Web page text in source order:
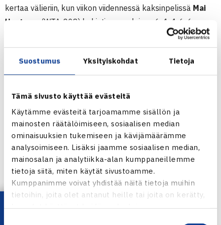
Suostumus Yksityiskohdat Tietoja
Tämä sivusto käyttää evästeitä
Käytämme evästeitä tarjoamamme sisällön ja
mainosten räätälöimiseen, sosiaalisen median
ominaisuuksien tukemiseen ja kävijämäärämme
analysoimiseen. Lisäksi jaamme sosiaalisen median,
mainosalan ja analytiikka-alan kumppaneillemme
tietoja siitä, miten käytät sivustoamme.
Kumppanimme voivat yhdistää näitä tietoja muihin
tietoihin, joita olet antanut heille tai joita on kerätty,
kun olet käyttänyt heidän palvelujaan.
kertaa välieriin, kun viikon viidennessä kaksinpelissä Mai
Hontama (WTA-208) kukisti suomalaisen 6-4, 4-6, 6-
4. Vahvaa kilpailua pelannut Hietaranta on edennyt
nelinpelissä turnauksen loppuotteluun. Finaali pelataan
perjantaina Slovakiassa.
(WTA-798) ja
985) pelasivat kilpailun pääsarjassa, mutta kärsivät
tappiot avauskierroksella. Blomqvist oli selvittänyt tiensä
pääsarjaan karsintojen kautta. Kilpailun kolmannen
suomalaisenNuppu Palminpelit päättyivät karsintoihin
kuten W15 ITF-kilpailussa SerbiassaStella Remanderin
Linus Lagerbohmpelasi M15 ITF-kilpailussa Tunisiassa.